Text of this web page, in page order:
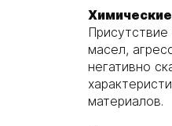
масел,
негативно
материалов.